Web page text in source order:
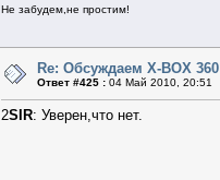
Не забудем,не простим!
Re: Обсуждаем X-BOX 360
Ответ #425 : 04 Май 2010, 20:51
2SIR: Уверен,что нет.